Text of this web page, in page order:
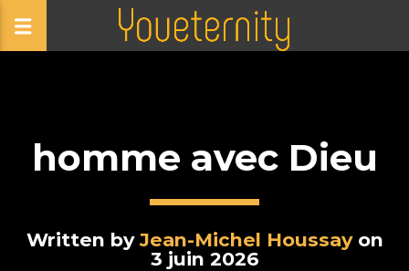
homme avec Dieu
Written byJean-Michel Houssayon
3 juin 2026